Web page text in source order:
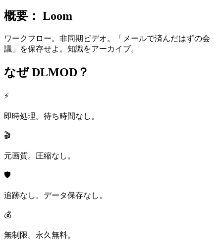
概要： Loom
ワークフロー。非同期ビデオ。「メールで済んだはずの会
議」を保存せよ。知識をアーカイブ。
なぜ DLMOD？
⚡
即時処理。待ち時間なし。
🎬
元画質。圧縮なし。
🛡️
追跡なし。データ保存なし。
💰
無制限。永久無料。